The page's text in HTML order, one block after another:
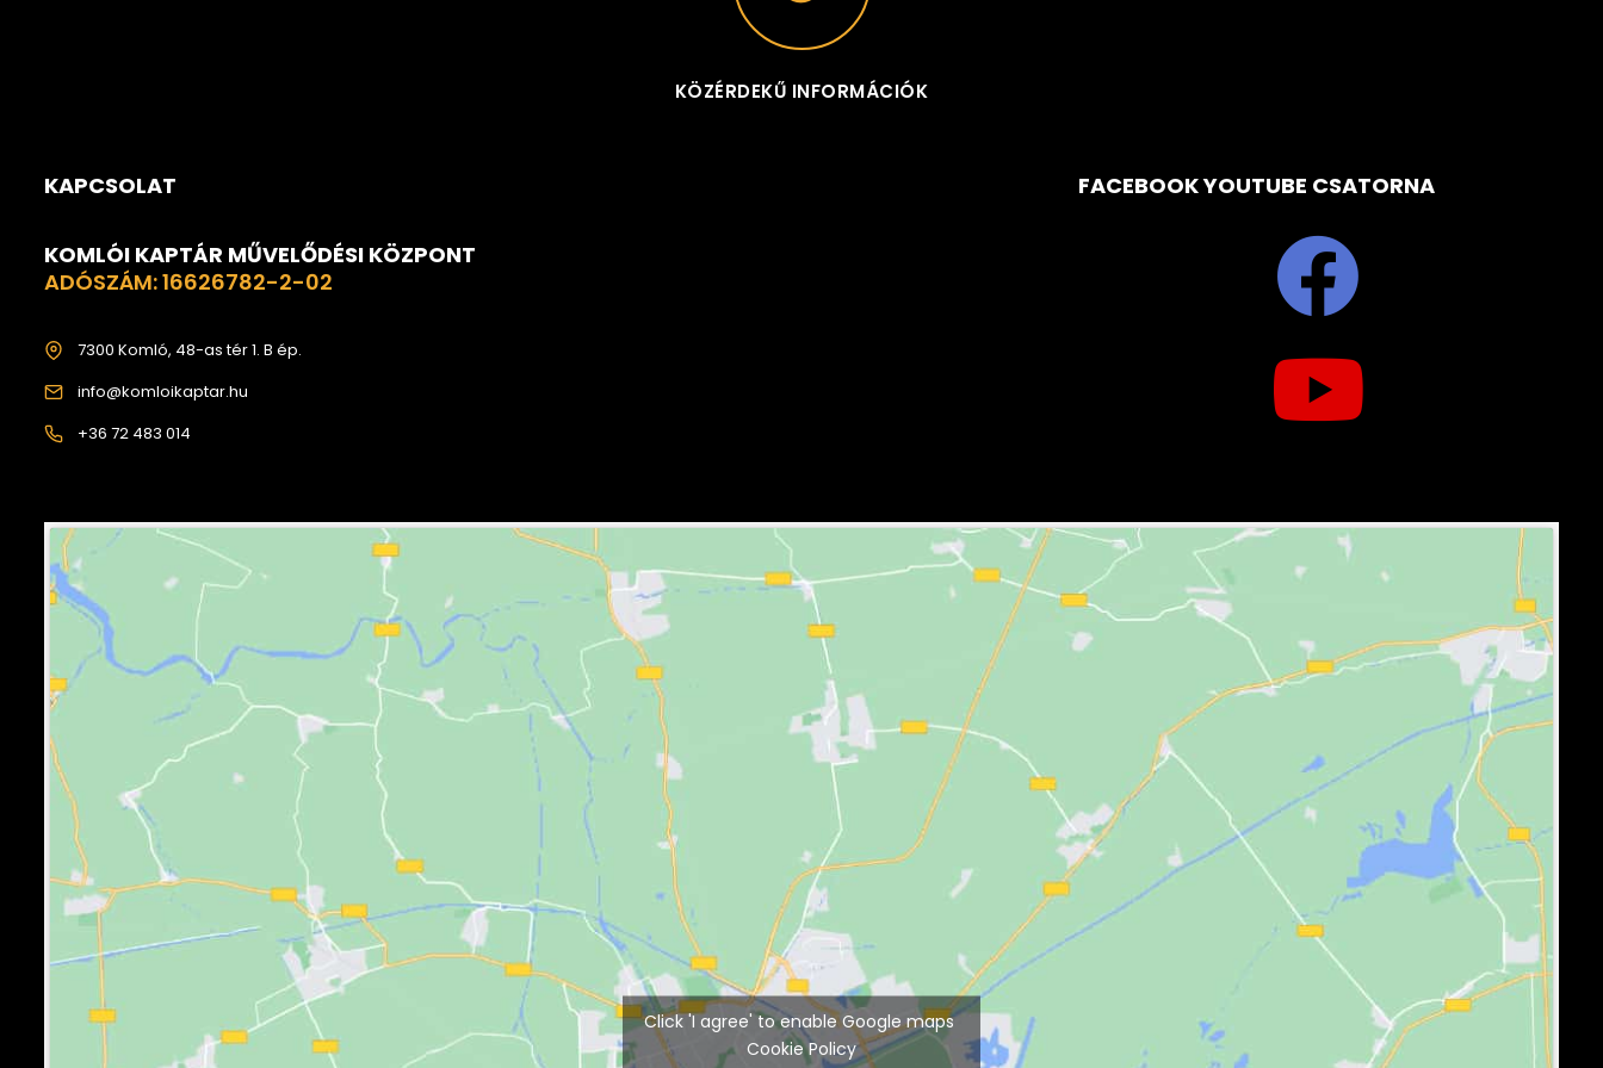
KÖZÉRDEKŰ INFORMÁCIÓK
KAPCSOLAT
KOMLÓI KAPTÁR MŰVELŐDÉSI KÖZPONT
ADÓSZÁM: 16626782-2-02
7300 Komló, 48-as tér 1. B ép.
info@komloikaptar.hu
+36 72 483 014
FACEBOOK YOUTUBE CSATORNA
Click 'I agree' to enable Google maps
Cookie Policy